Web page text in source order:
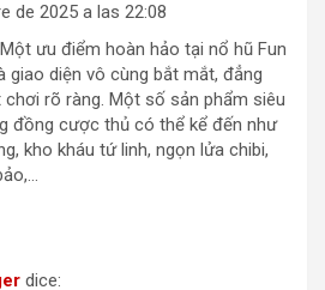
de 2025 a las 22:08
Một ưu điểm hoàn hảo tại nổ hũ Fun
giao diện vô cùng bắt mắt, đẳng
chơi rõ ràng. Một số sản phẩm siêu
đồng cược thủ có thể kể đến như
kho kháu tứ linh, ngọn lửa chibi,
dice: